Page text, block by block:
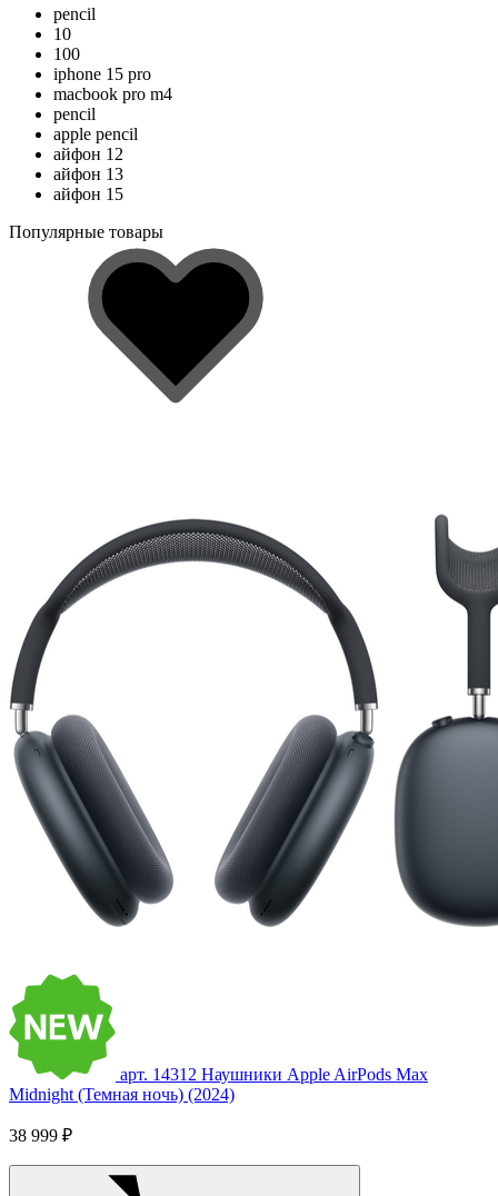
pencil
10
100
iphone 15 pro
macbook pro m4
pencil
apple pencil
айфон 12
айфон 13
айфон 15
Популярные товары
арт. 14312 Наушники Apple AirPods Max
Midnight (Темная ночь) (2024)
38 999 ₽